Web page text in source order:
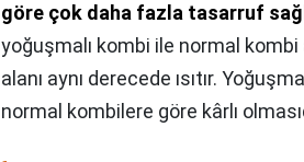
göre çok daha fazla tasarruf
yoğuşmalı kombi ile normal kombi
alanı aynı derecede ısıtır.
normal kombilere göre kârlı